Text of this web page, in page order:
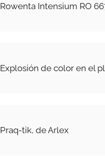
Rowenta Intensium RO
Explosión de color en el
Praq-tik, de Arlex